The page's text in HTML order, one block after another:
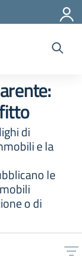
di
e la
le
o di